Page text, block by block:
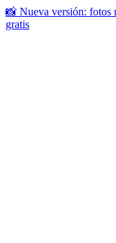
📸 Nueva versión: fotos
gratis